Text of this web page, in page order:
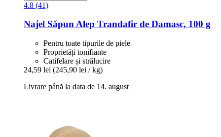
4.8 (41)
Najel Săpun Alep Trandafir de Damasc, 100 g
Pentru toate tipurile de piele
Proprietăți tonifiante
Catifelare și strălucire
24,59 lei (245,90 lei / kg)
Livrare până la data de 14. august